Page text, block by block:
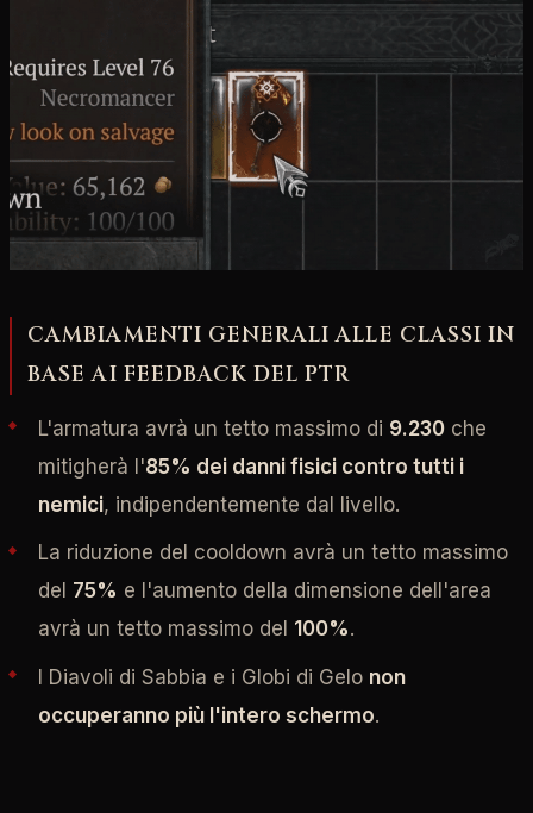
CAMBIAMENTI GENERALI ALLE CLASSI IN
BASE AI FEEDBACK DEL PTR
L'armatura avrà un tetto massimo di 9.230che
mitigherà l'85% dei danni fisici contro tutti i
nemici, indipendentemente dal livello.
La riduzione del cooldown avrà un tetto massimo
del 75% e l'aumento della dimensione dell'area
avrà un tetto massimo del 100%.
I Diavoli di Sabbia e i Globi di Gelo non
occuperanno più l'intero schermo.